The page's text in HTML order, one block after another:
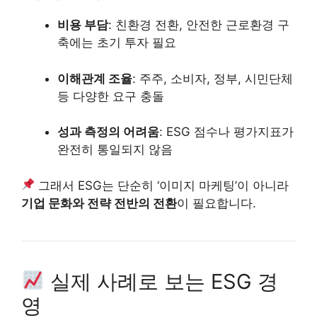
비용 부담: 친환경 전환, 안전한 근로환경 구
축에는 초기 투자 필요
이해관계 조율: 주주, 소비자, 정부, 시민단체
등 다양한 요구 충돌
성과 측정의 어려움: ESG 점수나 평가지표가
완전히 통일되지 않음
그래서 ESG는 단순히 ‘이미지 마케팅’이 아니라
기업 문화와 전략 전반의 전환이 필요합니다.
실제 사례로 보는 ESG 경
영